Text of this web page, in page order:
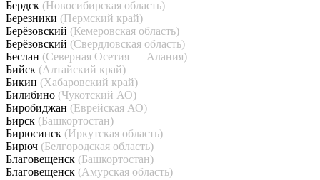
Бердск (Новосибирская область)
Березники (Пермский край)
Берёзовский (Кемеровская область)
Берёзовский (Свердловская область)
Беслан (Северная Осетия — Алания)
Бийск (Алтайский край)
Бикин (Хабаровский край)
Билибино (Чукотский АО)
Биробиджан (Еврейская АО)
Бирск (Башкортостан)
Бирюсинск (Иркутская область)
Бирюч (Белгородская область)
Благовещенск (Башкортостан)
Благовещенск (Амурская область)